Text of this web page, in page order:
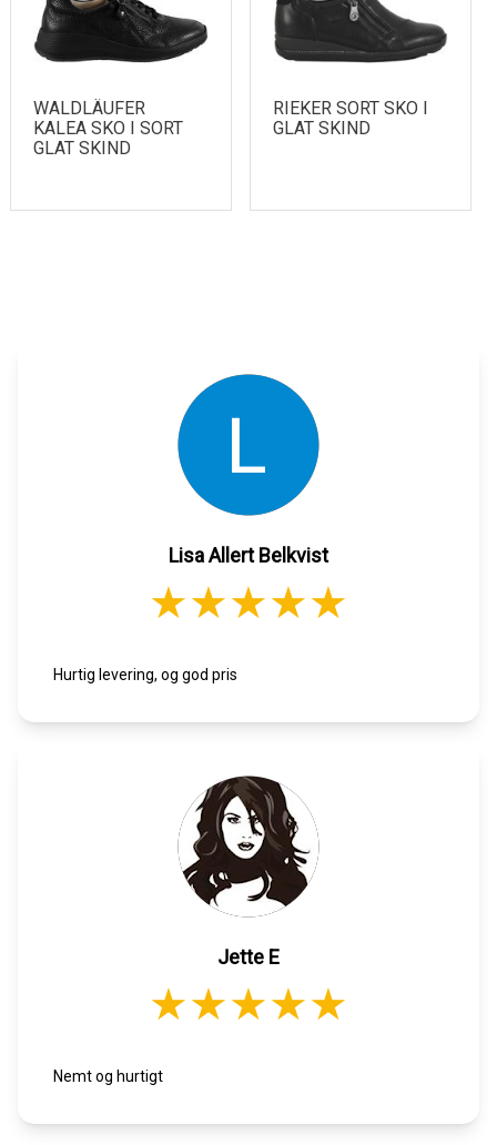
WALDLÄUFER
KALEA SKO I SORT
GLAT SKIND
RIEKER SORT SKO I
GLAT SKIND
Lisa Allert Belkvist
Hurtig levering, og god pris
Jette E
Nemt og hurtigt